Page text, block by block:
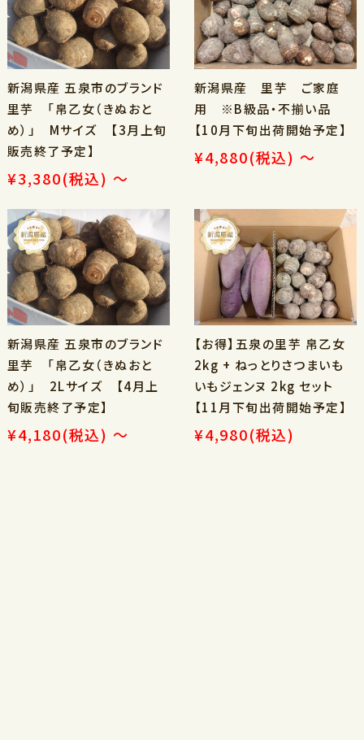
新潟県産 五泉市のブランド
里芋 「帛乙女（きぬおと
め）」 Mサイズ 【3月上旬
販売終了予定】
¥3,380(税込) ～
新潟県産 里芋 ご家庭
用 ※B級品・不揃い品
【10月下旬出荷開始予定】
¥4,880(税込) ～
新潟県産 五泉市のブランド
里芋 「帛乙女（きぬおと
め）」 2Lサイズ 【4月上
旬販売終了予定】
¥4,180(税込) ～
【お得】五泉の里芋 帛乙女
2kg + ねっとりさつまいも
いもジェンヌ 2kg セット
【11月下旬出荷開始予定】
¥4,980(税込)